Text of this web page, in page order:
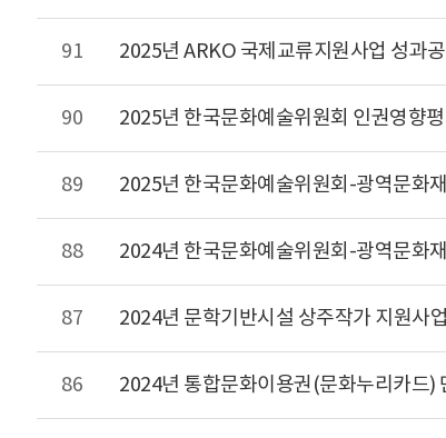
91 2025년 ARKO 국제교류지원사업 성과
90 2025년 한국문화예술위원회 인권영향
89 2025년 한국문화예술위원회-광역문화
88 2024년 한국문화예술위원회-광역문화
87 2024년 문학기반시설 상주작가 지원사
86 2024년 통합문화이용권(문화누리카드)